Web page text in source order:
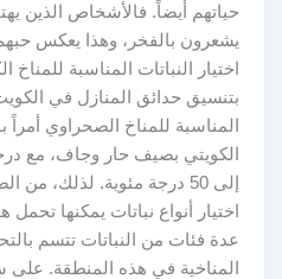
حياتهم أيضاً. فالأشخاص الذين
يشعرون بالفخر، وهذا يعكس
اختيار النباتات المناسبة للمناخ
بتنسيق حدائق المنازل في
المناسبة للمناخ الصحراوي أمراً
الكويتي بصيف حار وجاف، مع
إلى 50 درجة مئوية. لذلك،
اختيار أنواع نباتات يمكنها
عدة فئات من النباتات تتسم
المناخية في هذه المنطقة. على